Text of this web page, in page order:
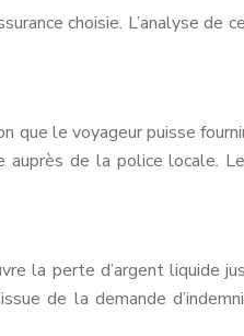
choisie. L’analyse de
le voyageur puisse
de la police locale.
la perte d’argent liquide
de la demande